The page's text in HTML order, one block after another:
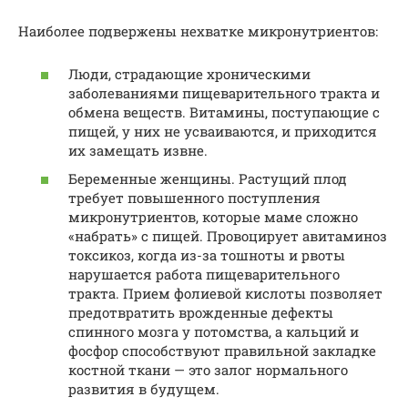
Наиболее подвержены нехватке микронутриентов:
Люди, страдающие хроническими
заболеваниями пищеварительного тракта и
обмена веществ. Витамины, поступающие с
пищей, у них не усваиваются, и приходится
их замещать извне.
Беременные женщины. Растущий плод
требует повышенного поступления
микронутриентов, которые маме сложно
«набрать» с пищей. Провоцирует авитаминоз
токсикоз, когда из-за тошноты и рвоты
нарушается работа пищеварительного
тракта. Прием фолиевой кислоты позволяет
предотвратить врожденные дефекты
спинного мозга у потомства, а кальций и
фосфор способствуют правильной закладке
костной ткани — это залог нормального
развития в будущем.